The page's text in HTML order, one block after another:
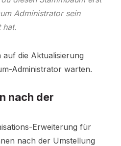
Administrator sein
hat.
auf die Aktualisierung
Administrator warten.
nach der
Erweiterung für
nach der Umstellung